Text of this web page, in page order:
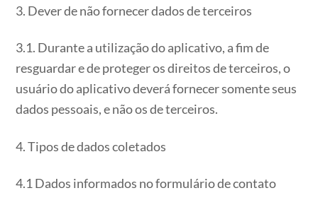
3. Dever de não fornecer dados de terceiros
3.1. Durante a utilização do aplicativo, a fim de
resguardar e de proteger os direitos de terceiros, o
usuário do aplicativo deverá fornecer somente seus
dados pessoais, e não os de terceiros.
4. Tipos de dados coletados
4.1 Dados informados no formulário de contato